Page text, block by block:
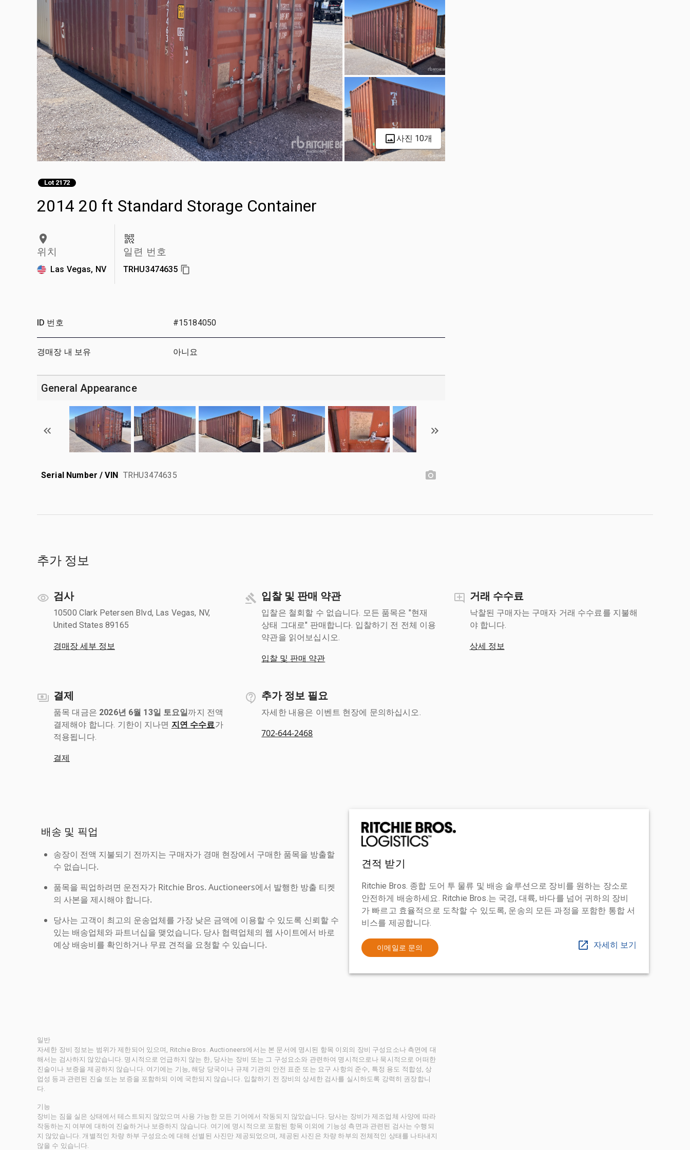
사진 10개
Lot 2172
2014 20 ft Standard Storage Container
위치
Las Vegas, NV
일련 번호
TRHU3474635
ID 번호 #15184050
경매장 내 보유 아니요
General Appearance
Serial Number / VIN TRHU3474635
추가 정보
검사
10500 Clark Petersen Blvd, Las Vegas, NV,
United States 89165
경매장 세부 정보
입찰 및 판매 약관
입찰은 철회할 수 없습니다. 모든 품목은 "현재
상태 그대로" 판매합니다. 입찰하기 전 전체 이용
약관을 읽어보십시오.
입찰 및 판매 약관
거래 수수료
낙찰된 구매자는 구매자 거래 수수료를 지불해
야 합니다.
상세 정보
결제
품목 대금은 2026년 6월 13일 토요일까지 전액
결제해야 합니다. 기한이 지나면 지연 수수료 가
적용됩니다.
결제
추가 정보 필요
자세한 내용은 이벤트 현장에 문의하십시오.
702-644-2468
배송 및 픽업
송장이 전액 지불되기 전까지는 구매자가 경매 현장에서 구매한 품목을 방출할
수 없습니다.
품목을 픽업하려면 운전자가 Ritchie Bros. Auctioneers에서 발행한 방출 티켓
의 사본을 제시해야 합니다.
당사는 고객이 최고의 운송업체를 가장 낮은 금액에 이용할 수 있도록 신뢰할 수
있는 배송업체와 파트너십을 맺었습니다. 당사 협력업체의 웹 사이트에서 바로
예상 배송비를 확인하거나 무료 견적을 요청할 수 있습니다.
견적 받기
Ritchie Bros. 종합 도어 투 물류 및 배송 솔루션으로 장비를 원하는 장소로
안전하게 배송하세요. Ritchie Bros.는 국경, 대륙, 바다를 넘어 귀하의 장비
가 빠르고 효율적으로 도착할 수 있도록, 운송의 모든 과정을 포함한 통합 서
비스를 제공합니다.
이메일로 문의 자세히 보기
일반
자세한 장비 정보는 범위가 제한되어 있으며, Ritchie Bros. Auctioneers에서는 본 문서에 명시된 항목 이외의 장비 구성요소나 측면에 대
해서는 검사하지 않았습니다. 명시적으로 언급하지 않는 한, 당사는 장비 또는 그 구성요소와 관련하여 명시적으로나 묵시적으로 어떠한
진술이나 보증을 제공하지 않습니다. 여기에는 기능, 해당 당국이나 규제 기관의 안전 표준 또는 요구 사항의 준수, 특정 용도 적합성, 상
업성 등과 관련된 진술 또는 보증을 포함하되 이에 국한되지 않습니다. 입찰하기 전 장비의 상세한 검사를 실시하도록 강력히 권장합니
다.
기능
장비는 짐을 실은 상태에서 테스트되지 않았으며 사용 가능한 모든 기어에서 작동되지 않았습니다. 당사는 장비가 제조업체 사양에 따라
작동하는지 여부에 대하여 진술하거나 보증하지 않습니다. 여기에 명시적으로 포함된 항목 이외에 기능성 측면과 관련된 검사는 수행되
지 않았습니다. 개별적인 차량 하부 구성요소에 대해 선별된 사진만 제공되었으며, 제공된 사진은 차량 하부의 전체적인 상태를 나타내지
않을 수 있습니다.